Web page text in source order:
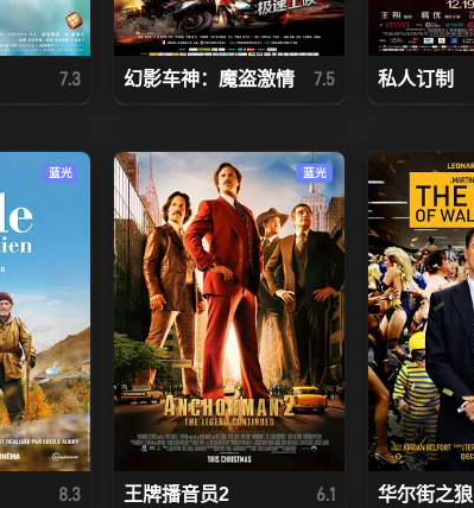
7.3 幻影车神：魔盗激情 7.5 私人订制
蓝光
8.3
蓝光
王牌播音员2 6.1 华尔街之狼